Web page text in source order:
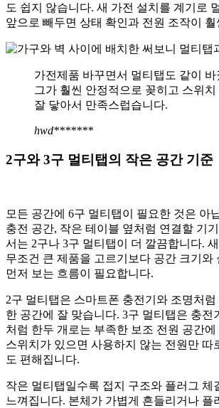
도 쉽지 않습니다. 새 가전 설치를 계기로
앞으로 빼두면 상태 확인과 전원 조작이
가전제품 바꾸면서 멀티탭도 같이 바
그가 훨씬 안정적으로 꽂히고 스위치
잘 닿아서 만족스럽습니다.
hwd*******
2구와 3구 멀티탭의 작은 공간 기준
모든 공간에 6구 멀티탭이 필요한 것은 아
충전 공간, 작은 테이블 옆처럼 연결할 기
서는 2구나 3구 멀티탭이 더 깔끔합니다.
무조건 큰 제품을 고르기보다 공간 크기와
먼저 보는 흐름이 필요합니다.
2구 멀티탭은 스마트폰 충전기와 조명처
한 공간에 잘 맞습니다. 3구 멀티탭은 충전
처럼 한두 개로는 부족한 보조 전원 공간
스위치가 있으면 사용하지 않는 전원만 따
도 편해집니다.
작은 멀티탭일수록 접지 구조와 플러그 체
느껴집니다. 본체가 가볍게 흔들리거나 플